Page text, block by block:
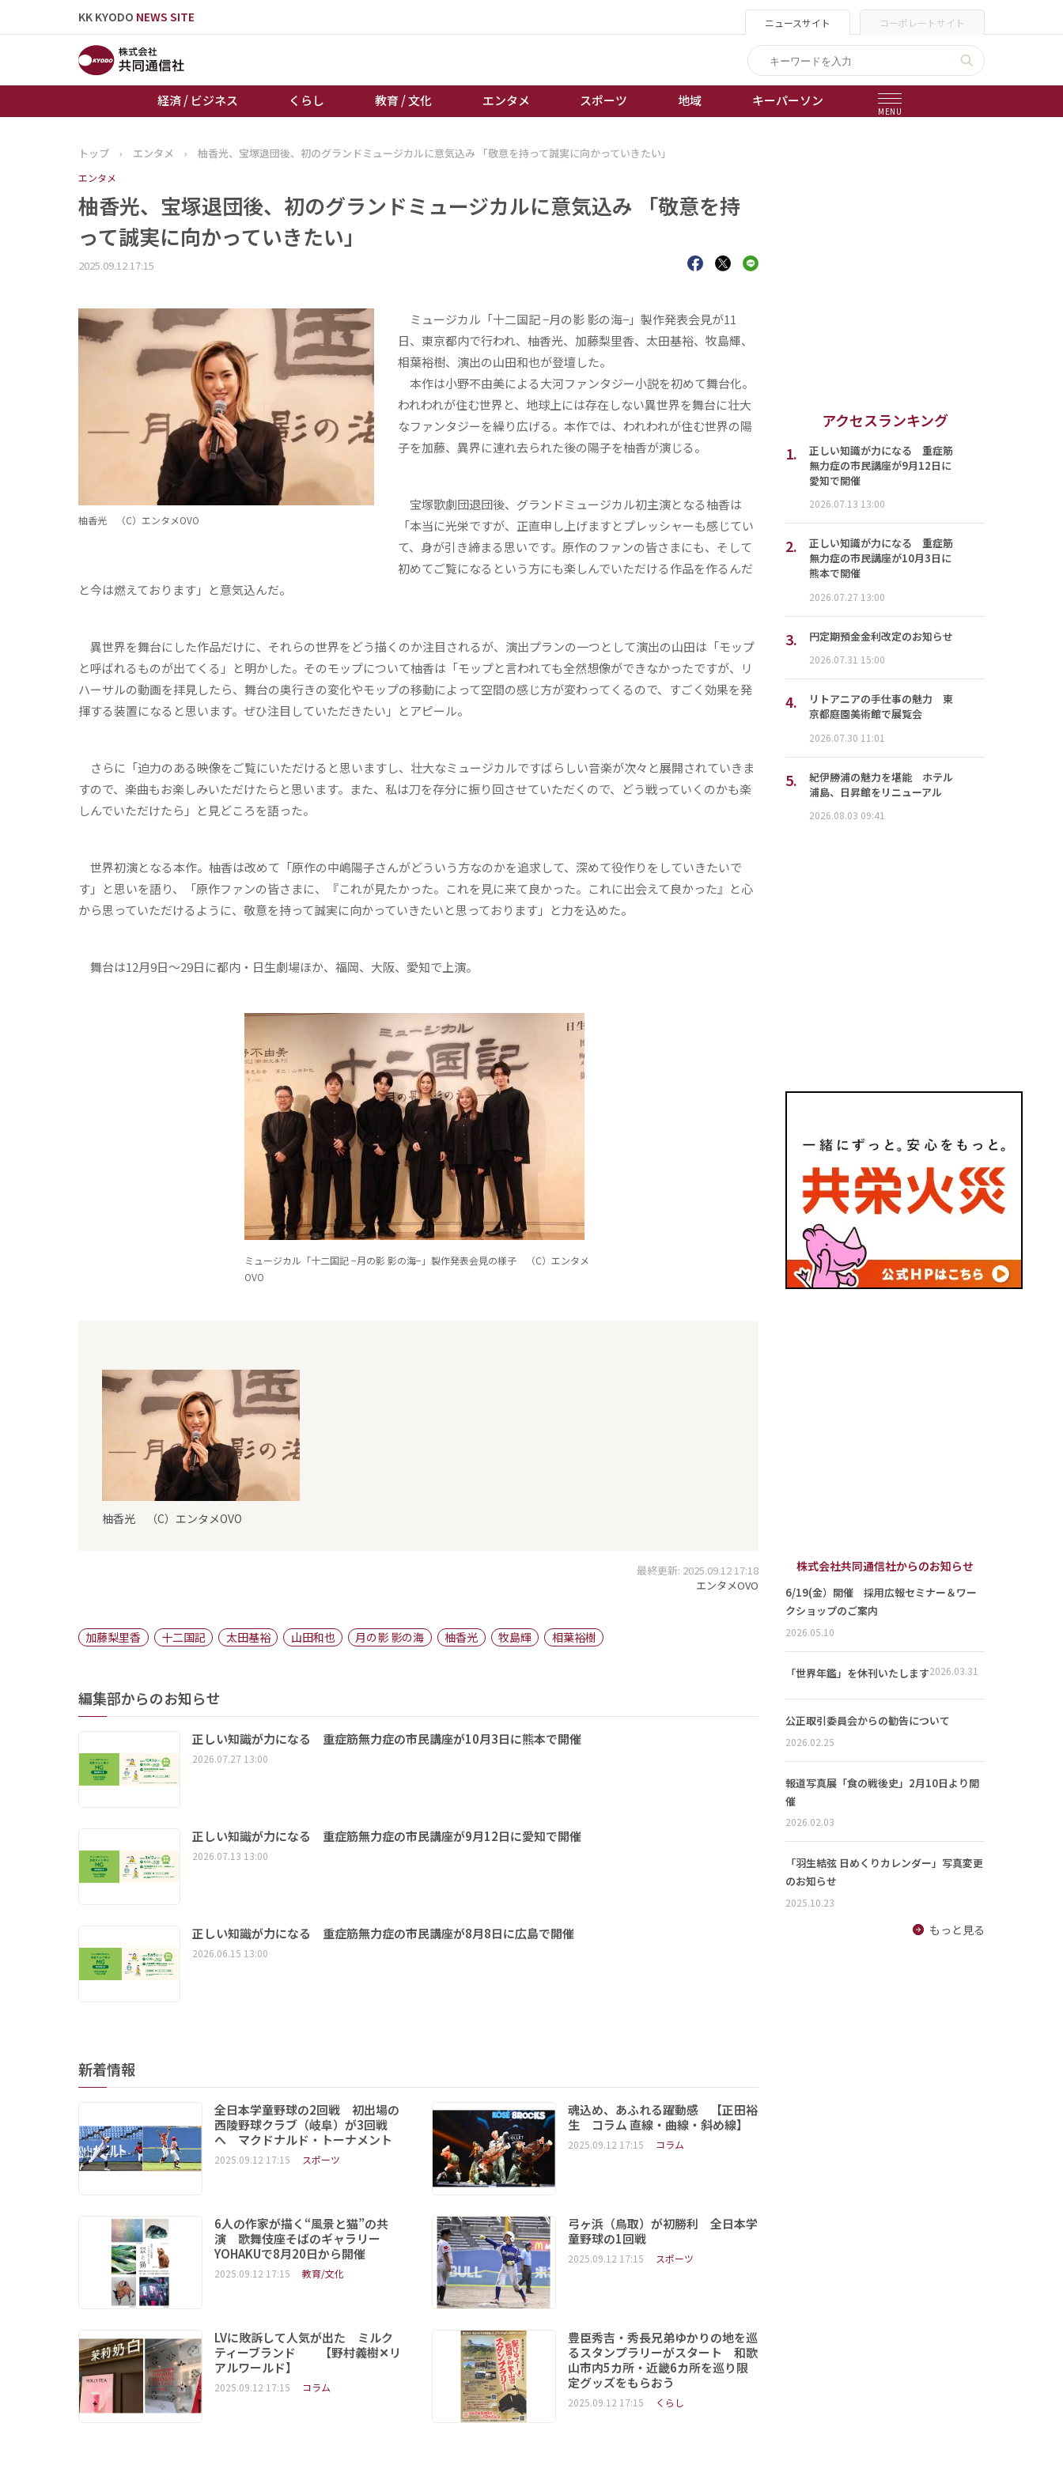
KK KYODO NEWS SITE ニュースサイト コーポレートサイト
経済 / ビジネス くらし 教育 / 文化 エンタメ スポーツ 地域 キーパーソン
MENU
トップページ
経済 / ビジネス
教育 / 文化
キーパーソン
誰もが輝いて働く社会へ
オートレース
トップ › エンタメ › 柚香光、宝塚退団後、初のグランドミュージカルに意気込み 「敬意を持って誠実に向かっていきたい」
エンタメ
柚香光、宝塚退団後、初のグランドミュージカルに意気込み 「敬意を持
って誠実に向かっていきたい」
2025.09.12 17:15
柚香光 （C）エンタメOVO
ミュージカル「十二国記 −月の影 影の海−」製作発表会見が11
日、東京都内で行われ、柚香光、加藤梨里香、太田基裕、牧島輝、
相葉裕樹、演出の山田和也が登壇した。
本作は小野不由美による大河ファンタジー小説を初めて舞台化。
われわれが住む世界と、地球上には存在しない異世界を舞台に壮大
なファンタジーを繰り広げる。本作では、われわれが住む世界の陽
子を加藤、異界に連れ去られた後の陽子を柚香が演じる。
宝塚歌劇団退団後、グランドミュージカル初主演となる柚香は
「本当に光栄ですが、正直申し上げますとプレッシャーも感じてい
て、身が引き締まる思いです。原作のファンの皆さまにも、そして
初めてご覧になるという方にも楽しんでいただける作品を作るんだ
と今は燃えております」と意気込んだ。
異世界を舞台にした作品だけに、それらの世界をどう描くのか注目されるが、演出プランの一つとして演出の山田は「モップ
と呼ばれるものが出てくる」と明かした。そのモップについて柚香は「モップと言われても全然想像ができなかったですが、リ
ハーサルの動画を拝見したら、舞台の奥行きの変化やモップの移動によって空間の感じ方が変わってくるので、すごく効果を発
揮する装置になると思います。ぜひ注目していただきたい」とアピール。
さらに「迫力のある映像をご覧にいただけると思いますし、壮大なミュージカルですばらしい音楽が次々と展開されていきま
すので、楽曲もお楽しみいただけたらと思います。また、私は刀を存分に振り回させていただくので、どう戦っていくのかも楽
しんでいただけたら」と見どころを語った。
世界初演となる本作。柚香は改めて「原作の中嶋陽子さんがどういう方なのかを追求して、深めて役作りをしていきたいで
す」と思いを語り、「原作ファンの皆さまに、『これが見たかった。これを見に来て良かった。これに出会えて良かった』と心
から思っていただけるように、敬意を持って誠実に向かっていきたいと思っております」と力を込めた。
舞台は12月9日〜29日に都内・日生劇場ほか、福岡、大阪、愛知で上演。
ミュージカル「十二国記 −月の影 影の海−」製作発表会見の様子 （C）エンタメ
OVO
柚香光 （C）エンタメOVO
最終更新: 2025.09.12 17:18
エンタメOVO
加藤梨里香 十二国記 太田基裕 山田和也 月の影 影の海 柚香光 牧島輝 相葉裕樹
編集部からのお知らせ
正しい知識が力になる 重症筋無力症の市民講座が10月3日に熊本で開催
2026.07.27 13:00
正しい知識が力になる 重症筋無力症の市民講座が9月12日に愛知で開催
2026.07.13 13:00
正しい知識が力になる 重症筋無力症の市民講座が8月8日に広島で開催
2026.06.15 13:00
新着情報
全日本学童野球の2回戦 初出場の
西陵野球クラブ（岐阜）が3回戦
へ マクドナルド・トーナメント
2025.09.12 17:15 スポーツ
魂込め、あふれる躍動感 【正田裕
生 コラム 直線・曲線・斜め線】
2025.09.12 17:15 コラム
6人の作家が描く“風景と猫”の共
演 歌舞伎座そばのギャラリー
YOHAKUで8月20日から開催
2025.09.12 17:15 教育/文化
弓ヶ浜（鳥取）が初勝利 全日本学
童野球の1回戦
2025.09.12 17:15 スポーツ
LVに敗訴して人気が出た ミルク
ティーブランド 【野村義樹✕リ
アルワールド】
2025.09.12 17:15 コラム
豊臣秀吉・秀長兄弟ゆかりの地を巡
るスタンプラリーがスタート 和歌
山市内5カ所・近畿6カ所を巡り限
定グッズをもらおう
2025.09.12 17:15 くらし
アクセスランキング
1.
正しい知識が力になる 重症筋
無力症の市民講座が9月12日に
愛知で開催
2026.07.13 13:00
2.
正しい知識が力になる 重症筋
無力症の市民講座が10月3日に
熊本で開催
2026.07.27 13:00
3. 円定期預金金利改定のお知らせ
2026.07.31 15:00
4.
リトアニアの手仕事の魅力 東
京都庭園美術館で展覧会
2026.07.30 11:01
5.
紀伊勝浦の魅力を堪能 ホテル
浦島、日昇館をリニューアル
2026.08.03 09:41
株式会社共同通信社からのお知らせ
6/19(金）開催 採用広報セミナー＆ワー
クショップのご案内
2026.05.10
「世界年鑑」を休刊いたします2026.03.31
公正取引委員会からの勧告について
2026.02.25
報道写真展「食の戦後史」2月10日より開
催
2026.02.03
「羽生結弦 日めくりカレンダー」写真変更
のお知らせ
2025.10.23
もっと見る